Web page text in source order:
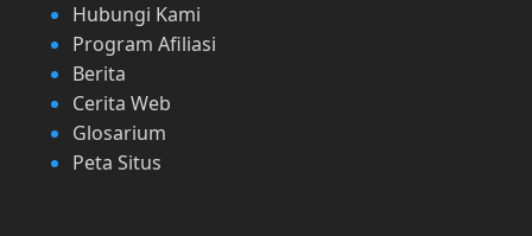
Hubungi Kami
Program Afiliasi
Berita
Cerita Web
Glosarium
Peta Situs